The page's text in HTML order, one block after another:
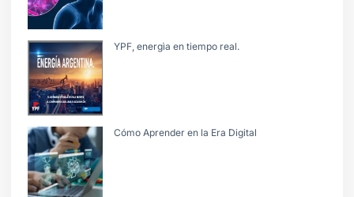
YPF, energìa en tiempo real.
Cómo Aprender en la Era Digital